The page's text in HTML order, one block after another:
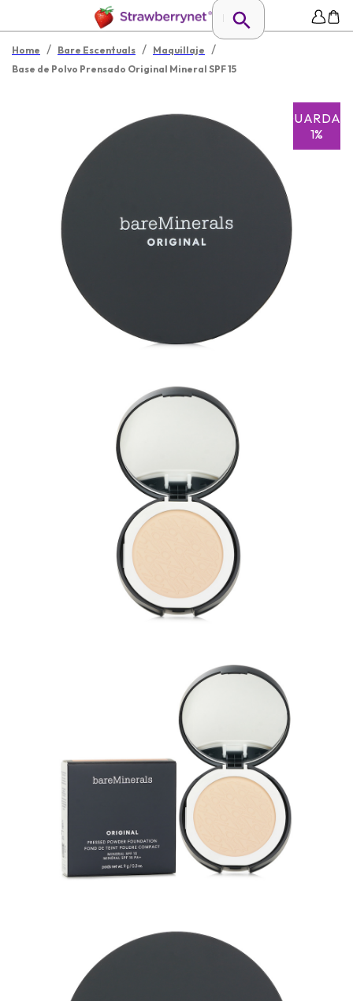
Home / Bare Escentuals / Maquillaje /
Base de Polvo Prensado Original Mineral SPF 15
GUARDAR
1%